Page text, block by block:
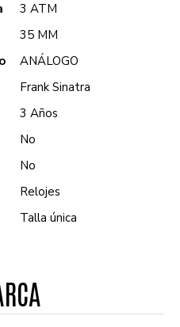
3 ATM
35 MM
ANÁLOGO
Frank Sinatra
3 Años
No
No
Relojes
Talla única